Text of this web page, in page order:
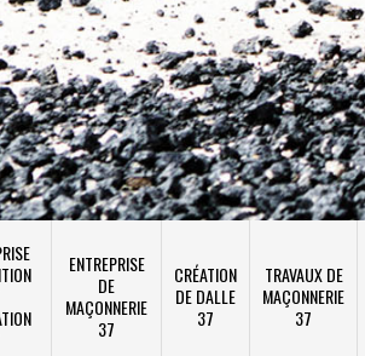
ENTREPRISE
DE
MAÇONNERIE
37
CRÉATION
DE DALLE
37
TRAVAUX DE
MAÇONNERIE
37